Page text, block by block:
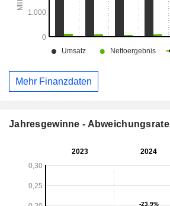
Mehr Finanzdaten
Jahresgewinne - Abweichungsrate